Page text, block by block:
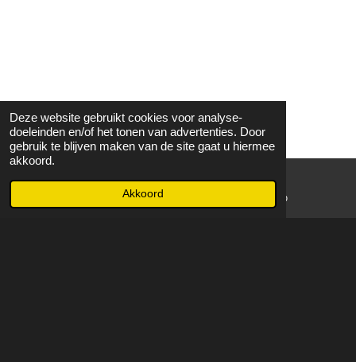
Deze website gebruikt cookies voor analyse-
doeleinden en/of het tonen van advertenties. Door
gebruik te blijven maken van de site gaat u hiermee
akkoord.
Akkoord WhatsApp